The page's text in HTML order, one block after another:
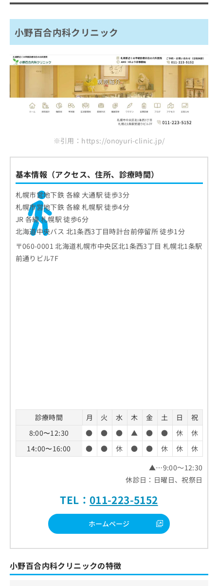
小野百合内科クリニック
※引用：https://onoyuri-clinic.jp/
基本情報（アクセス、住所、診療時間）
札幌市営地下鉄 各線 大通駅 徒歩3分
札幌市営地下鉄 各線 札幌駅 徒歩4分
JR 各線 札幌駅 徒歩6分
北海道中央バス 北1条西3丁目時計台前停留所 徒歩1分
〒060-0001 北海道札幌市中央区北1条西3丁目 札幌北1条駅
前通りビル7F
診療時間 月 火 水 木 金 土 日
祝
8:00〜12:30
● ● ● ▲ ● ● 休
休
14:00〜16:00
● ● 休 ● ● 休 休
休
▲…9:00～12:30
休診日：日曜日、祝祭日
TEL： 011-223-5152
ホームページ
小野百合内科クリニックの特徴